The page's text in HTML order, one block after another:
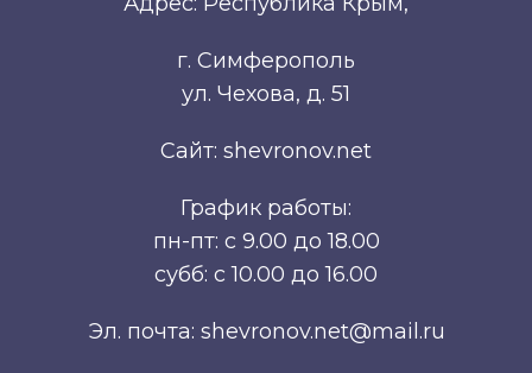
г. Симферополь
ул. Чехова, д. 51
Сайт: shevronov.net
График работы:
пн-пт: с 9.00 до 18.00
субб: с 10.00 до 16.00
Эл. почта: shevronov.net@mail.ru